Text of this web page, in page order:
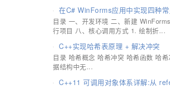
在C# WinForms应用中实现四种
目录 一、开发环境 二、新建
行项目 八、核心调用方式 1. 绘制折...
C++实现哈希表原理 + 解决冲突
目录 哈希概念 哈希冲突 哈希函数 哈
据结构中无...
C++11 可调用对象体系详解:从